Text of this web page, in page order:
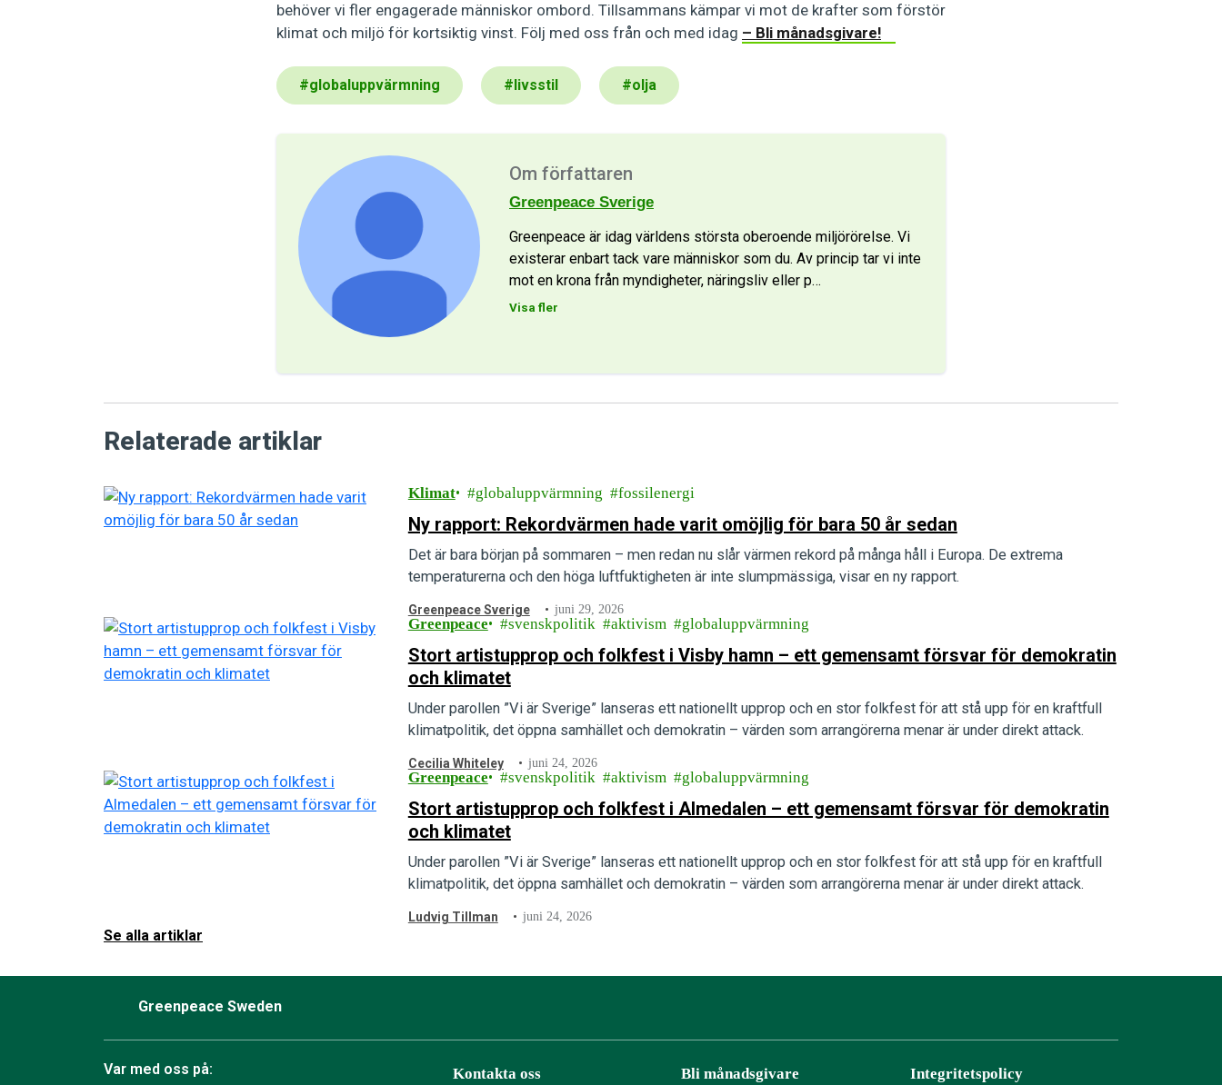
behöver vi fler engagerade människor ombord. Tillsammans kämpar vi mot de krafter som förstör
klimat och miljö för kortsiktig vinst. Följ med oss ​​från och med idag – Bli månadsgivare!
#globaluppvärmning #livsstil #olja
Om författaren
Greenpeace Sverige
Greenpeace är idag världens största oberoende miljörörelse. Vi
existerar enbart tack vare människor som du. Av princip tar vi inte
mot en krona från myndigheter, näringsliv eller p…
Visa fler
Relaterade artiklar
Klimat globaluppvärmning fossilenergi
Ny rapport: Rekordvärmen hade varit omöjlig för bara 50 år sedan
Det är bara början på sommaren – men redan nu slår värmen rekord på många håll i Europa. De extrema
temperaturerna och den höga luftfuktigheten är inte slumpmässiga, visar en ny rapport.
Greenpeace Sverige juni 29, 2026
Greenpeace svenskpolitik aktivism globaluppvärmning
Stort artistupprop och folkfest i Visby hamn – ett gemensamt försvar för demokratin
och klimatet
Under parollen ”Vi är Sverige” lanseras ett nationellt upprop och en stor folkfest för att stå upp för en kraftfull
klimatpolitik, det öppna samhället och demokratin – värden som arrangörerna menar är under direkt attack.
Cecilia Whiteley juni 24, 2026
Greenpeace svenskpolitik aktivism globaluppvärmning
Stort artistupprop och folkfest i Almedalen – ett gemensamt försvar för demokratin
och klimatet
Under parollen ”Vi är Sverige” lanseras ett nationellt upprop och en stor folkfest för att stå upp för en kraftfull
klimatpolitik, det öppna samhället och demokratin – värden som arrangörerna menar är under direkt attack.
Ludvig Tillman juni 24, 2026
Se alla artiklar
Greenpeace Sweden
Var med oss på: Kontakta oss Bli månadsgivare Integritetspolicy